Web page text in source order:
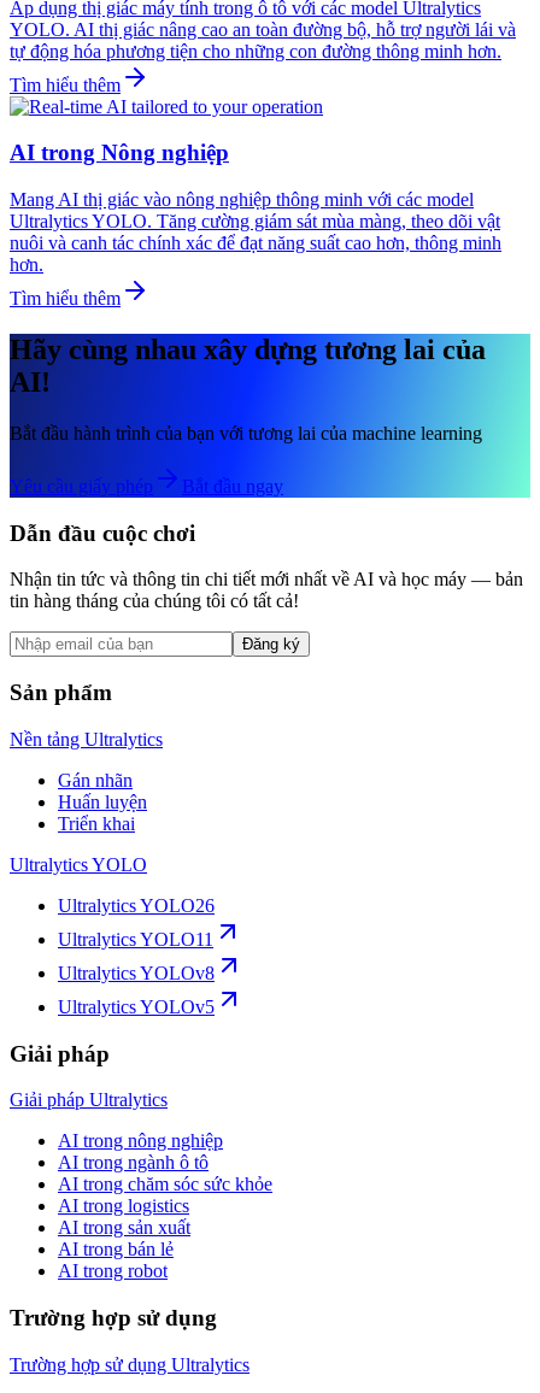
Áp dụng thị giác máy tính trong ô tô với các model Ultralytics
YOLO. AI thị giác nâng cao an toàn đường bộ, hỗ trợ người lái và
tự động hóa phương tiện cho những con đường thông minh hơn.
Tìm hiểu thêm
AI trong Nông nghiệp
Mang AI thị giác vào nông nghiệp thông minh với các model
Ultralytics YOLO. Tăng cường giám sát mùa màng, theo dõi vật
nuôi và canh tác chính xác để đạt năng suất cao hơn, thông minh
hơn.
Tìm hiểu thêm
Hãy cùng nhau xây dựng tương lai của
AI!
Bắt đầu hành trình của bạn với tương lai của machine learning
Yêu cầu giấy phép Bắt đầu ngay
Dẫn đầu cuộc chơi
Nhận tin tức và thông tin chi tiết mới nhất về AI và học máy — bản
tin hàng tháng của chúng tôi có tất cả!
Đăng ký
Sản phẩm
Nền tảng Ultralytics
Gán nhãn
Huấn luyện
Triển khai
Ultralytics YOLO
Ultralytics YOLO26
Ultralytics YOLO11
Ultralytics YOLOv8
Ultralytics YOLOv5
Giải pháp
Giải pháp Ultralytics
AI trong nông nghiệp
AI trong ngành ô tô
AI trong chăm sóc sức khỏe
AI trong logistics
AI trong sản xuất
AI trong bán lẻ
AI trong robot
Trường hợp sử dụng
Trường hợp sử dụng Ultralytics